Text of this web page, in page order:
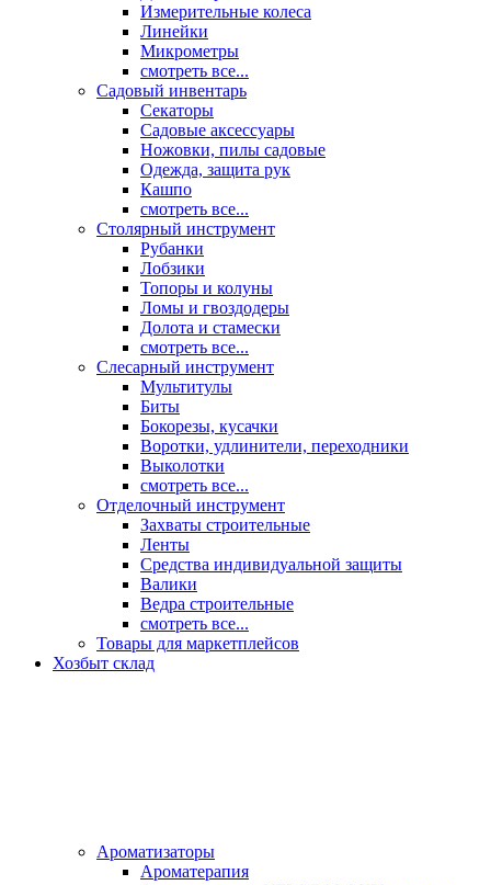
Измерительные колеса
Линейки
Микрометры
смотреть все...
Садовый инвентарь
Секаторы
Садовые аксессуары
Ножовки, пилы садовые
Одежда, защита рук
Кашпо
смотреть все...
Столярный инструмент
Рубанки
Лобзики
Топоры и колуны
Ломы и гвоздодеры
Долота и стамески
смотреть все...
Слесарный инструмент
Мультитулы
Биты
Бокорезы, кусачки
Воротки, удлинители, переходники
Выколотки
смотреть все...
Отделочный инструмент
Захваты строительные
Ленты
Средства индивидуальной защиты
Валики
Ведра строительные
смотреть все...
Товары для маркетплейсов
Хозбыт склад
Ароматизаторы
Ароматерапия